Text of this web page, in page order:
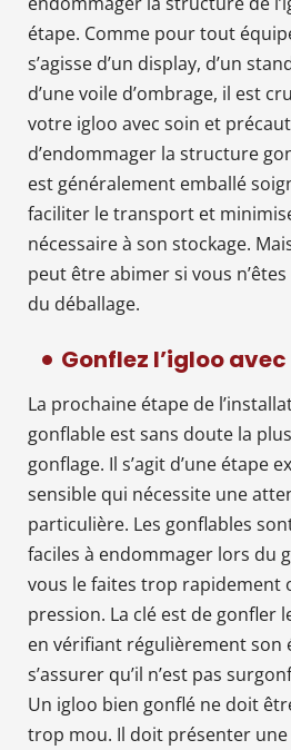
étape. Comme pour tout
s’agisse d’un display, d’un
d’une voile d’ombrage, il est
votre igloo avec soin et
d’endommager la structure
est généralement emballé
faciliter le transport et
nécessaire à son stockage.
peut être abimer si vous
du déballage.
Gonflez l’igloo
La prochaine étape de
gonflable est sans doute la
gonflage. Il s’agit d’une étape
sensible qui nécessite une
particulière. Les gonflables
faciles à endommager lors du
vous le faites trop rapidement
pression. La clé est de gonfler
en vérifiant régulièrement son
s’assurer qu’il n’est pas
Un igloo bien gonflé ne doit
trop mou. Il doit présenter